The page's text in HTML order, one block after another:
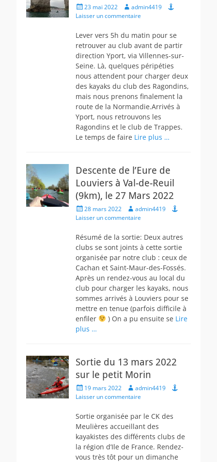
Posted
on
23 mai 2022 Author
admin4419
Laisser un commentaire
Lever vers 5h du matin pour se
retrouver au club avant de partir
direction Yport, via Villennes-sur-
Seine. Là, quelques péripéties
nous attendent pour charger deux
des kayaks du club des Ragondins,
mais nous prenons finalement la
route de la Normandie.Arrivés à
Yport, nous retrouvons les
Ragondins et le club de Trappes.
Le temps de faire Lire plus …
Descente de l’Eure de
Louviers à Val-de-Reuil
(9km), le 27 Mars 2022
Posted
on
28 mars 2022 Author
admin4419
Laisser un commentaire
Résumé de la sortie: Deux autres
clubs se sont joints à cette sortie
organisée par notre club : ceux de
Cachan et Saint-Maur-des-Fossés.
Après un rendez-vous au local du
club pour charger les kayaks, nous
sommes arrivés à Louviers pour se
mettre en tenue (parfois difficile à
enfiler
) On a pu ensuite se Lire
plus …
Sortie du 13 mars 2022
sur le petit Morin
Posted
on
19 mars 2022 Author
admin4419
Laisser un commentaire
Sortie organisée par le CK des
Meulières accueillant des
kayakistes des différents clubs de
la région d’Ile de France. Rendez-
vous très tôt pour un dimanche